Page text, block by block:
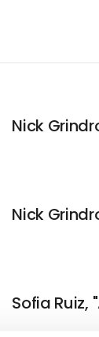
Nick
Nick
Sofia